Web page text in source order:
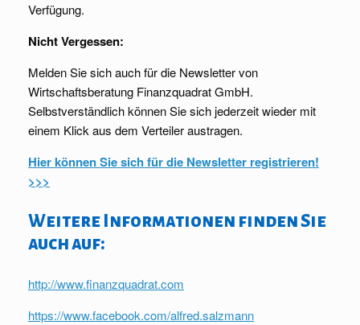
Verfügung.
Nicht Vergessen:
Melden Sie sich auch für die Newsletter von
Wirtschaftsberatung Finanzquadrat GmbH.
Selbstverständlich können Sie sich jederzeit wieder mit
einem Klick aus dem Verteiler austragen.
Hier können Sie sich für die Newsletter registrieren!
>>>
Weitere Informationen finden Sie
auch auf:
http://www.finanzquadrat.com
https://www.facebook.com/alfred.salzmann